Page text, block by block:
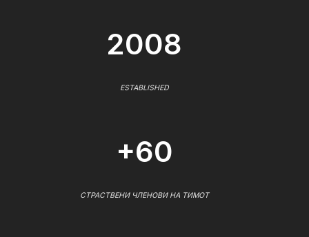
2008
ESTABLISHED
+60
СТРАСТВЕНИ ЧЛЕНОВИ НА ТИМОТ